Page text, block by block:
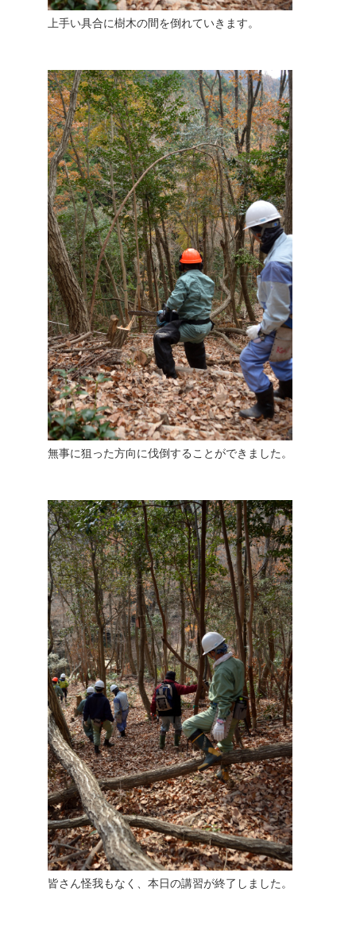
上手い具合に樹木の間を倒れていきます。
無事に狙った方向に伐倒することができました。
皆さん怪我もなく、本日の講習が終了しました。